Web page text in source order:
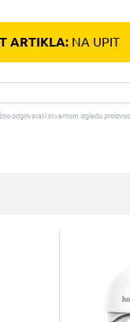
ARTIKLA:NA UPIT
odgovarati stvarnom izgledu